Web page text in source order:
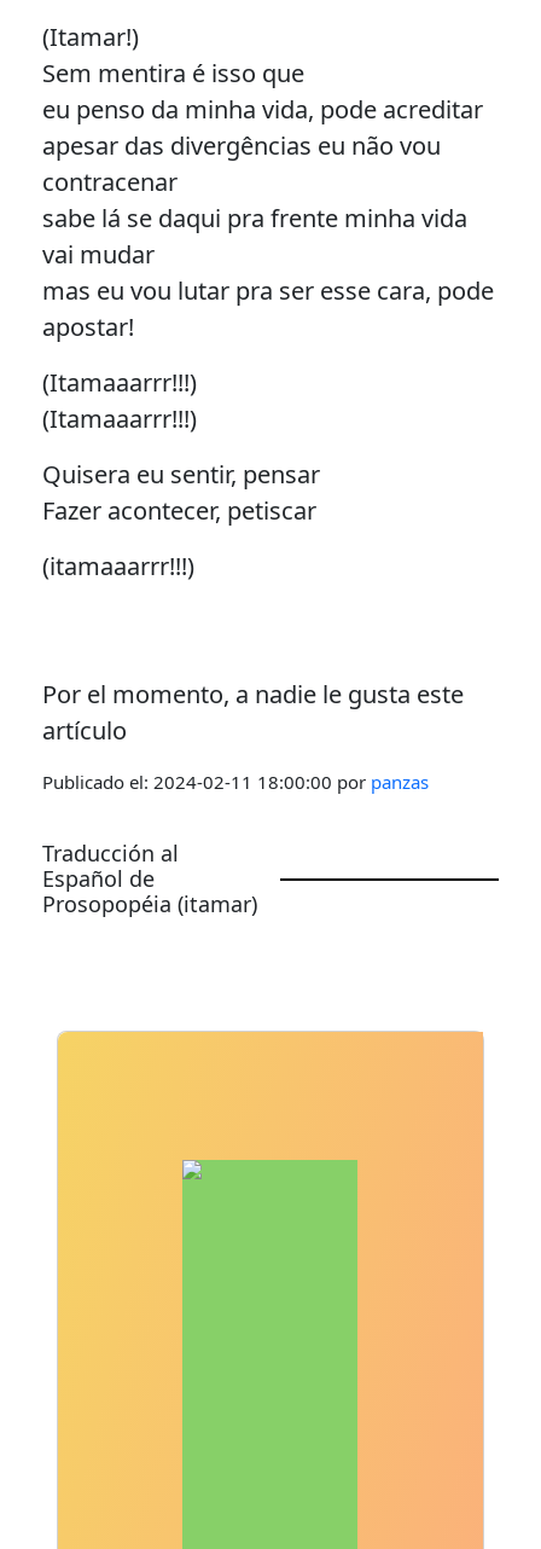
(Itamar!)
Sem mentira é isso que
eu penso da minha vida, pode acreditar
apesar das divergências eu não vou
contracenar
sabe lá se daqui pra frente minha vida
vai mudar
mas eu vou lutar pra ser esse cara, pode
apostar!
(Itamaaarrr!!!)
(Itamaaarrr!!!)
Quisera eu sentir, pensar
Fazer acontecer, petiscar
(itamaaarrr!!!)
Por el momento, a nadie le gusta este
artículo
Publicado el: 2024-02-11 18:00:00 por panzas
Traducción al
Español de
Prosopopéia (itamar)